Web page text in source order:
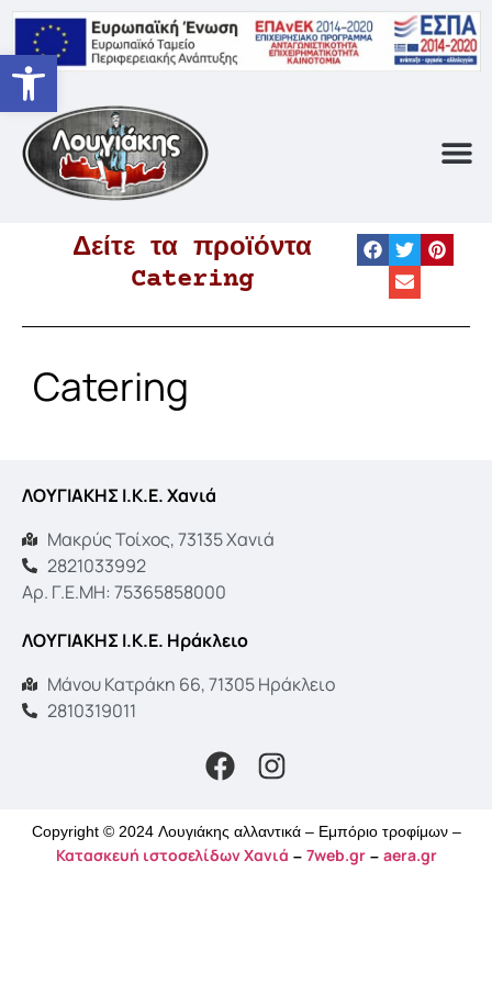
Δείτε τα προϊόντα
Catering
Catering
ΛΟΥΓΙΑΚΗΣ Ι.Κ.Ε. Χανιά
Μακρύς Τοίχος, 73135 Χανιά
2821033992
Αρ. Γ.Ε.ΜΗ: 75365858000
ΛΟΥΓΙΑΚΗΣ Ι.Κ.Ε. Ηράκλειο
Μάνου Κατράκη 66, 71305 Ηράκλειο
2810319011
Copyright © 2024 Λουγιάκης αλλαντικά – Εμπόριο τροφίμων –
Κατασκευή ιστοσελίδων Χανιά – 7web.gr– aera.gr
Ανοίξτε τη γραμμή εργαλείων